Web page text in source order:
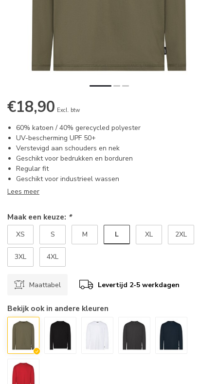
€18,90 Excl. btw
60% katoen / 40% gerecycled polyester
UV-bescherming UPF 50+
Verstevigd aan schouders en nek
Geschikt voor bedrukken en borduren
Regular fit
Geschikt voor industrieel wassen
Lees meer
Maak een keuze: *
XS S M L XL 2XL
3XL 4XL
Maattabel Levertijd 2-5 werkdagen
Bekijk ook in andere kleuren